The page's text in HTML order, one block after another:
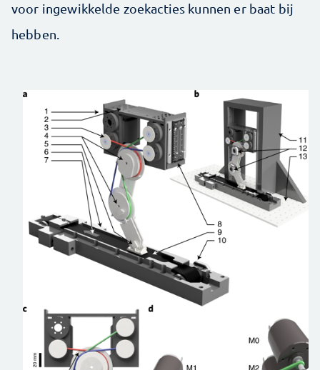
voor ingewikkelde zoekacties kunnen er baat bij
hebben.